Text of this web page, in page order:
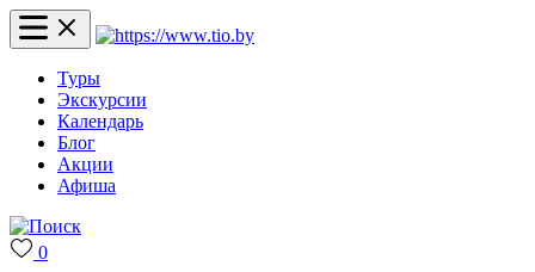
Туры
Экскурсии
Календарь
Блог
Акции
Афиша
0